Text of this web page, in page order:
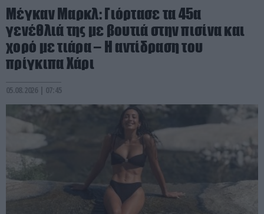
Μέγκαν Μαρκλ: Γιόρτασε τα 45α
γενέθλιά της με βουτιά στην πισίνα και
χορό με τιάρα – Η αντίδραση του
πρίγκιπα Χάρι
05.08.2026 | 07:45